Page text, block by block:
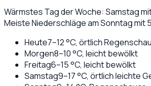
Wärmstes Tag der Woche: Samstag mit
Meiste Niederschläge am Sonntag mit
Heute7–12°C, örtlich
Morgen8–10°C, leicht bewölkt
Freitag6–15°C, leicht bewölkt
Samstag9–17°C, örtlich leichte